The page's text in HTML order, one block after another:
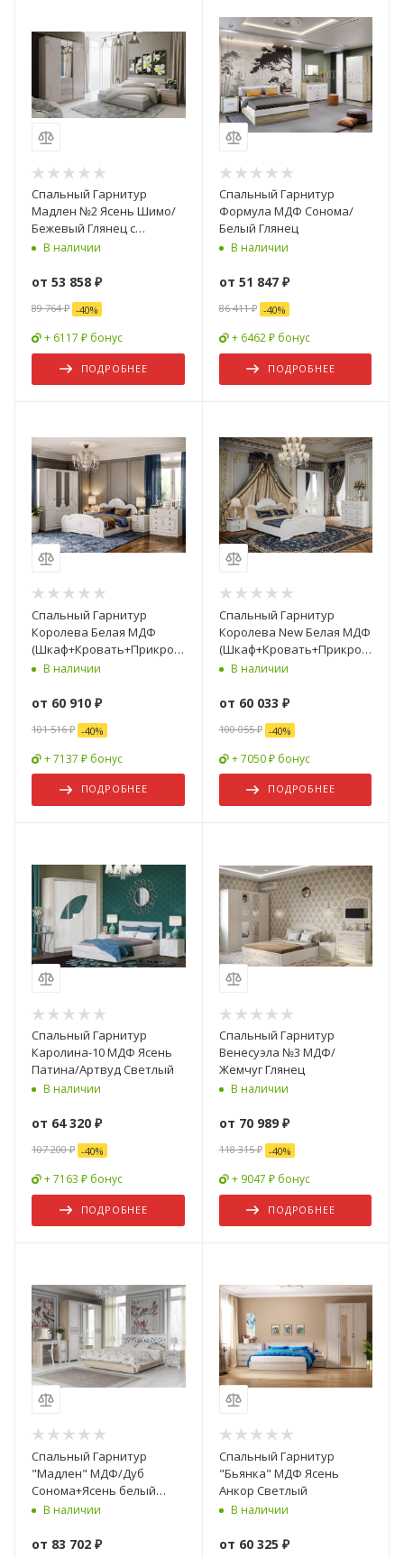
Спальный Гарнитур
Мадлен №2 Ясень Шимо/
Бежевый Глянец с
Рисунком
В наличии
от 53 858 ₽
89 764 ₽ -40%
+ 6117 ₽ бонус
ПОДРОБНЕЕ
Спальный Гарнитур
Формула МДФ Сонома/
Белый Глянец
В наличии
от 51 847 ₽
86 411 ₽ -40%
+ 6462 ₽ бонус
ПОДРОБНЕЕ
Спальный Гарнитур
Королева Белая МДФ
(Шкаф+Кровать+Прикроватные
Тумбы+Комод)
В наличии
от 60 910 ₽
101 516 ₽ -40%
+ 7137 ₽ бонус
ПОДРОБНЕЕ
Спальный Гарнитур
Королева New Белая МДФ
Тумбы+Комод)
В наличии
от 60 033 ₽
100 055 ₽ -40%
+ 7050 ₽ бонус
ПОДРОБНЕЕ
Спальный Гарнитур
Каролина-10 МДФ Ясень
Патина/Артвуд Светлый
В наличии
от 64 320 ₽
107 200 ₽ -40%
+ 7163 ₽ бонус
ПОДРОБНЕЕ
Спальный Гарнитур
Венесуэла №3 МДФ/
Жемчуг Глянец
В наличии
от 70 989 ₽
118 315 ₽ -40%
+ 9047 ₽ бонус
ПОДРОБНЕЕ
Спальный Гарнитур
"Мадлен" МДФ/Дуб
Сонома+Ясень белый
Эмаль + Ф/п - Серебро
В наличии
от 83 702 ₽
Спальный Гарнитур
"Бьянка" МДФ Ясень
Анкор Светлый
В наличии
от 60 325 ₽